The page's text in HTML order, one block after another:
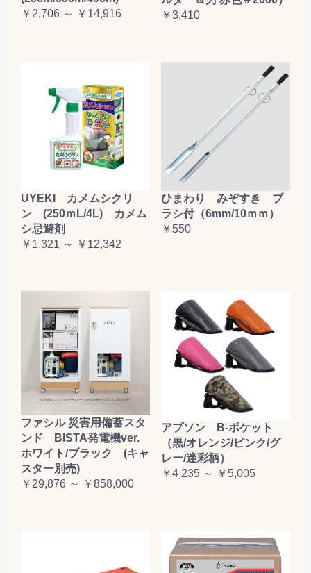
お買い物を続ける カートへ進む
￥2,706 ～ ￥14,916
￥3,410
UYEKI カメムシクリ
ン (250ｍL/4L) カメム
シ忌避剤
￥1,321 ～ ￥12,342
ひまわり みぞすき ブ
ラシ付（6mm/10ｍｍ）
￥550
ファシル 災害用備蓄スタ
ンド BISTA発電機ver.
ホワイト/ブラック (キャ
スター別売)
￥29,876 ～ ￥858,000
アプソン B-ポケット
（黒/オレンジ/ピンク/グ
レー/迷彩柄）
￥4,235 ～ ￥5,005